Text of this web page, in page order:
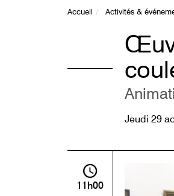
Accueil Activités &
Jeudi 29
11h00